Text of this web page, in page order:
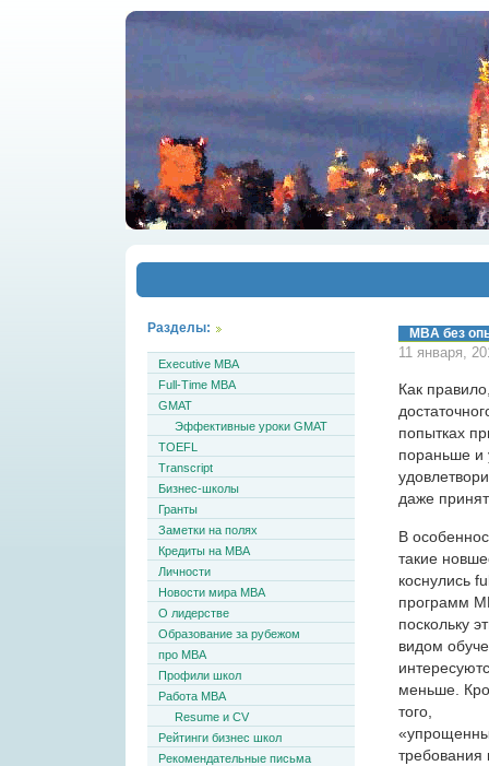
MBA без
11 января,
Как
попытках
пораньше и
даже
В
такие
коснулись
программ
поскольку
видом
меньше.
того,
требования
Разделы:
Executive MBA
Full-Time MBA
GMAT
Эффективные уроки GMAT
TOEFL
Transcript
Бизнес-школы
Гранты
Заметки на полях
Кредиты на MBA
Личности
Новости мира MBA
О лидерстве
Образование за рубежом
про MBA
Профили школ
Работа MBA
Resume и CV
Рейтинги бизнес школ
Рекомендательные письма